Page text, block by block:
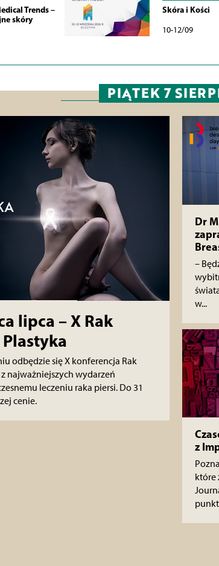
Trends –
skóry
Skóra i Kości
10-12/09
PIĄTEK 7
lipca – X Rak
odbędzie się X konferencja Rak
najważniejszych wydarzeń
leczeniu raka piersi. Do 31
cenie.
Dr
–
w...
z
które